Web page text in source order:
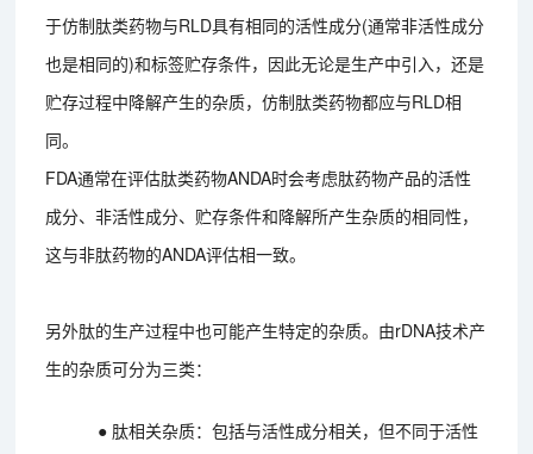
于仿制肽类药物与RLD具有相同的活性成分(通常非活性成分
也是相同的)和标签贮存条件，因此无论是生产中引入，还是
贮存过程中降解产生的杂质，仿制肽类药物都应与RLD相
同。
FDA通常在评估肽类药物ANDA时会考虑肽药物产品的活性
成分、非活性成分、贮存条件和降解所产生杂质的相同性，
这与非肽药物的ANDA评估相一致。
另外肽的生产过程中也可能产生特定的杂质。由rDNA技术产
生的杂质可分为三类：
● 肽相关杂质：包括与活性成分相关，但不同于活性